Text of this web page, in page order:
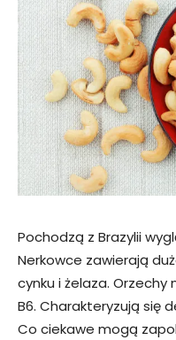
Pochodzą z Brazylii
Nerkowce zawierają
cynku i żelaza.
B6. Charakteryzują się
Co ciekawe mogą